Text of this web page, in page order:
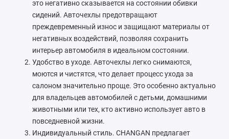
Ford
Foton
Geely
Great Wall
Haval
Honda
это негативно сказывается на состоянии обивки
сидений. Авточехлы предотвращают
преждевременный износ и защищают материалы от
негативных воздействий, позволяя сохранить
интерьер автомобиля в идеальном состоянии.
Удобство в уходе. Авточехлы легко снимаются,
моются и чистятся, что делает процесс ухода за
салоном значительно проще. Это особенно актуально
для владельцев автомобилей с детьми, домашними
животными или тех, кто активно использует авто в
повседневной жизни.
Индивидуальный стиль. CHANGAN предлагает